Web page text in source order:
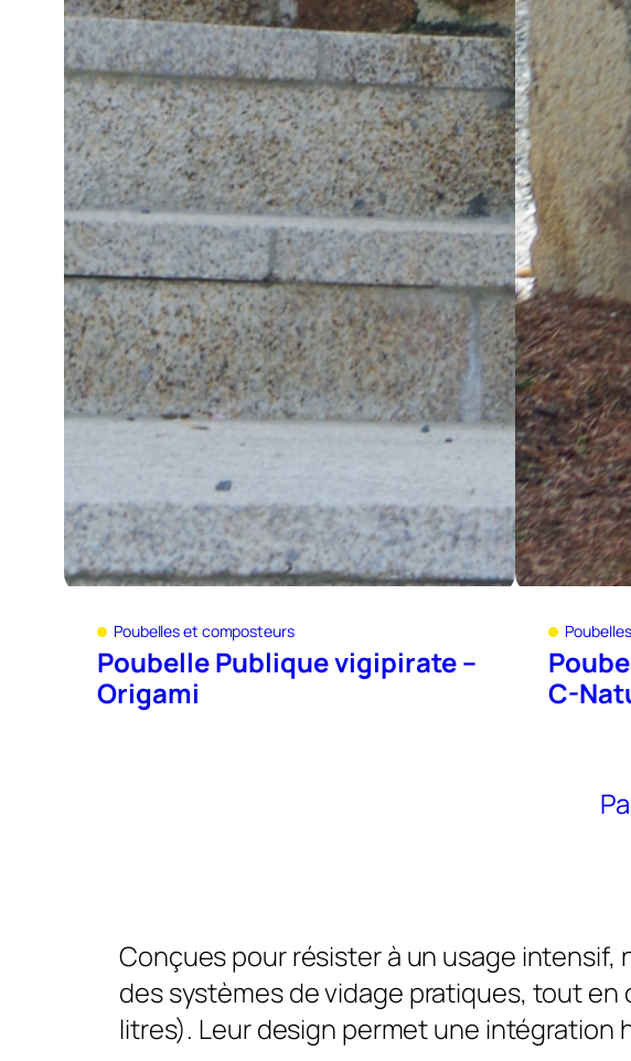
Poubelles et composteurs
Poubelle Publique vigipirate –
Origami
C-
Conçues pour résister à un usage
des systèmes de vidage pratiques, tout
litres). Leur design permet une intégration